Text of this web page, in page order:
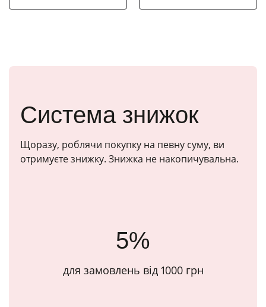
Система знижок
Щоразу, роблячи покупку на певну суму, ви
отримуєте знижку. Знижка не накопичувальна.
5%
для замовлень від 1000 грн